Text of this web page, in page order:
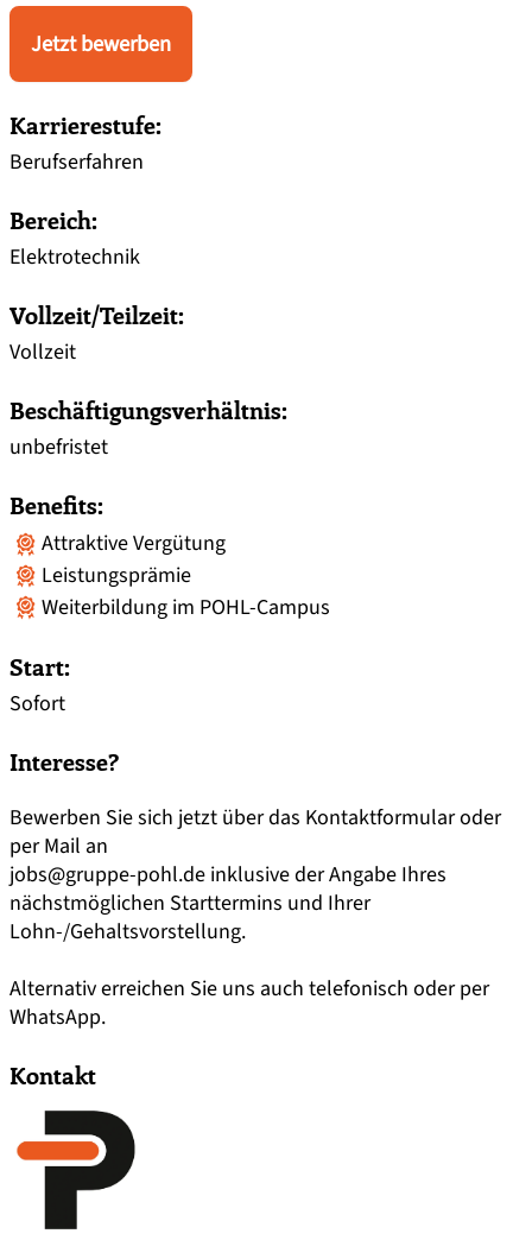
Jetzt bewerben
Karrierestufe:
Berufserfahren
Bereich:
Elektrotechnik
Vollzeit/Teilzeit:
Vollzeit
Beschäftigungsverhältnis:
unbefristet
Benefits:
Attraktive Vergütung
Leistungsprämie
Weiterbildung im POHL-Campus
Start:
Sofort
Interesse?
Bewerben Sie sich jetzt über das Kontaktformular oder
per Mail an
jobs@gruppe-pohl.de inklusive der Angabe Ihres
nächstmöglichen Starttermins und Ihrer
Lohn-/Gehaltsvorstellung.
Alternativ erreichen Sie uns auch telefonisch oder per
WhatsApp.
Kontakt